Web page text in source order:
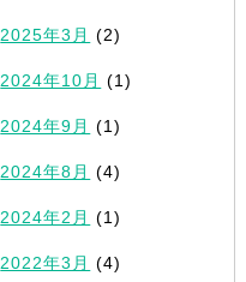
2025年3月 (2)
2024年10月 (1)
2024年9月 (1)
2024年8月 (4)
2024年2月 (1)
2022年3月 (4)